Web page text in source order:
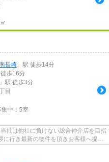
長崎 」駅 徒歩14分
徒歩16分
」駅 徒歩3分
目
中： 5室
社は他社に負けない総合仲介店を目指
に行き最新の物件を頂きお客様へ提供